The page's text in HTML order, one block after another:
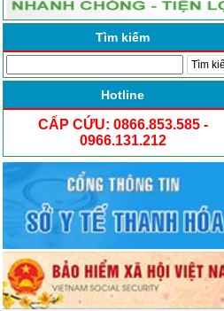
Tìm kiếm
Hotline
CẤP CỨU: 0866.853.585 -
0966.131.212
NGƯỜI ĐĂNG KÝ THỰC